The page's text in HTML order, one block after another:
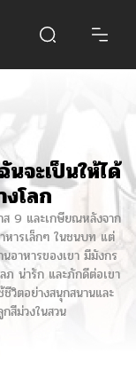
จะเป็นให้ได้
งโลก
ส 9 และเกษียณหลังจาก
หารเล็กๆ ในชนบท แต่
อาหารของเขา มีมังกร
ภ น่ารัก และภักดีต่อเขา
วิตอย่างสนุกสนานและ
สีม่วงในสวน